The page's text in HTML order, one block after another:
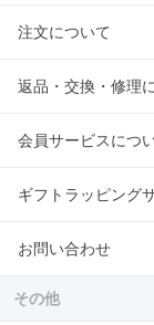
注文について
返品・交換・修理
会員サービスにつ
ギフトラッピング
お問い合わせ
その他